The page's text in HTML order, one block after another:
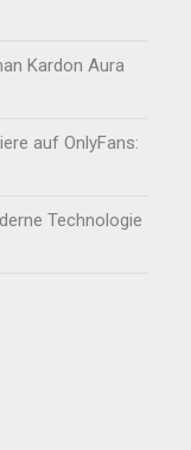
Kardon Aura
auf OnlyFans:
Technologie